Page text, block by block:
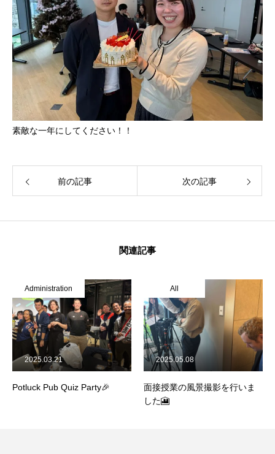
ホーム
COMPANY
素敵な一年にしてください！！
前の記事 次の記事
関連記事
Administration
Potluck Pub Quiz Party🎉
2025.03.21
All
面接授業の風景撮影を行いま
した🎦
2025.05.08